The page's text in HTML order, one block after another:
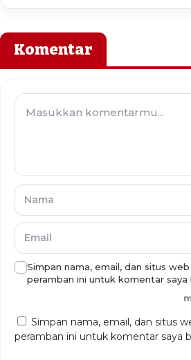
Komentar
Simpan nama, email, dan situs
peramban ini untuk komentar saya
Simpan nama, email, dan situs
peramban ini untuk komentar saya